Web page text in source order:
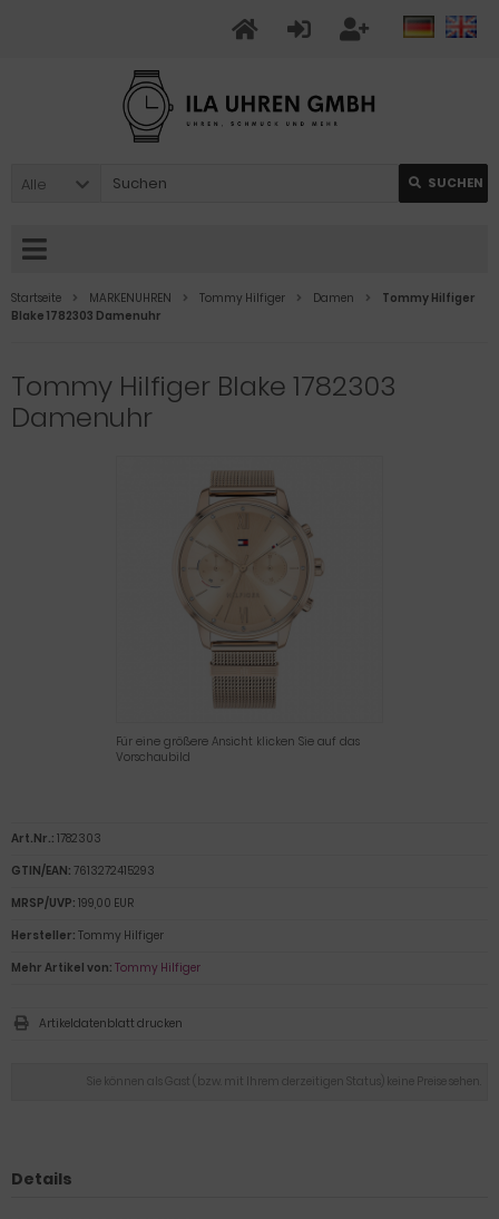
Alle SUCHEN
Startseite MARKENUHREN Tommy Hilfiger Damen
Tommy Hilfiger
Blake 1782303 Damenuhr
Tommy Hilfiger Blake 1782303
Damenuhr
Für eine größere Ansicht klicken Sie auf das
Vorschaubild
Sie können als Gast (bzw. mit Ihrem derzeitigen Status) keine Preise sehen.
Art.Nr.: 1782303
GTIN/EAN: 7613272415293
MRSP/UVP: 199,00 EUR
Hersteller: Tommy Hilfiger
Mehr Artikel von: Tommy Hilfiger
Artikeldatenblatt drucken
Details